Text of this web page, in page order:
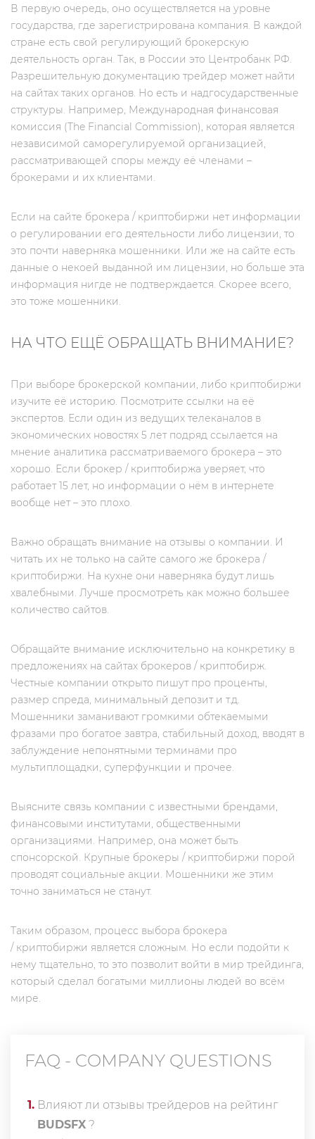
В первую очередь, оно осуществляется на уровне
государства, где зарегистрирована компания. В каждой
стране есть свой регулирующий брокерскую
деятельность орган. Так, в России это Центробанк РФ.
Разрешительную документацию трейдер может найти
на сайтах таких органов. Но есть и надгосударственные
структуры. Например, Международная финансовая
комиссия (The Financial Commission), которая является
независимой саморегулируемой организацией,
рассматривающей споры между её членами –
брокерами и их клиентами.
Если на сайте брокера / криптобиржи нет информации
о регулировании его деятельности либо лицензии, то
это почти наверняка мошенники. Или же на сайте есть
данные о некоей выданной им лицензии, но больше эта
информация нигде не подтверждается. Скорее всего,
это тоже мошенники.
НА ЧТО ЕЩЁ ОБРАЩАТЬ ВНИМАНИЕ?
При выборе брокерской компании, либо криптобиржи
изучите её историю. Посмотрите ссылки на её
экспертов. Если один из ведущих телеканалов в
экономических новостях 5 лет подряд ссылается на
мнение аналитика рассматриваемого брокера – это
хорошо. Если брокер / криптобиржа уверяет, что
работает 15 лет, но информации о нём в интернете
вообще нет – это плохо.
Важно обращать внимание на отзывы о компании. И
читать их не только на сайте самого же брокера /
криптобиржи. На кухне они наверняка будут лишь
хвалебными. Лучше просмотреть как можно большее
количество сайтов.
Обращайте внимание исключительно на конкретику в
предложениях на сайтах брокеров / криптобирж.
Честные компании открыто пишут про проценты,
размер спреда, минимальный депозит и т.д.
Мошенники заманивают громкими обтекаемыми
фразами про богатое завтра, стабильный доход, вводят в
заблуждение непонятными терминами про
мультиплощадки, суперфункции и прочее.
Выясните связь компании с известными брендами,
финансовыми институтами, общественными
организациями. Например, она может быть
спонсорской. Крупные брокеры / криптобиржи порой
проводят социальные акции. Мошенники же этим
точно заниматься не станут.
Таким образом, процесс выбора брокера
/ криптобиржи является сложным. Но если подойти к
нему тщательно, то это позволит войти в мир трейдинга,
который сделал богатыми миллионы людей во всём
мире.
FAQ - COMPANY QUESTIONS
1. Влияют ли отзывы трейдеров на рейтинг
BUDSFX ?